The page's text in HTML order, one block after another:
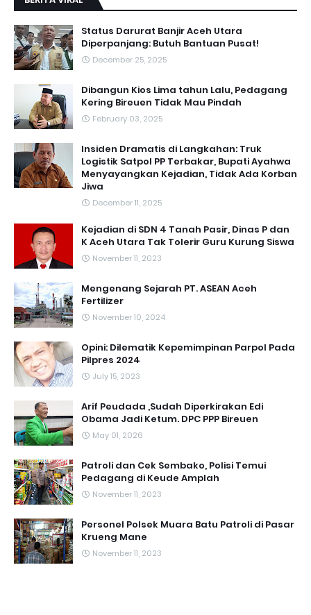
Status Darurat Banjir Aceh Utara
Diperpanjang: Butuh Bantuan Pusat!
December 25, 2025
Dibangun Kios Lima tahun Lalu, Pedagang
Kering Bireuen Tidak Mau Pindah
February 03, 2025
Insiden Dramatis di Langkahan: Truk
Logistik Satpol PP Terbakar, Bupati Ayahwa
Menyayangkan Kejadian, Tidak Ada Korban
Jiwa
December 11, 2025
Kejadian di SDN 4 Tanah Pasir, Dinas P dan
K Aceh Utara Tak Tolerir Guru Kurung Siswa
November 11, 2023
Mengenang Sejarah PT. ASEAN Aceh
Fertilizer
November 10, 2024
Opini: Dilematik Kepemimpinan Parpol Pada
Pilpres 2024
July 15, 2023
Arif Peudada ,Sudah Diperkirakan Edi
Obama Jadi Ketum. DPC PPP Bireuen
May 01, 2026
Patroli dan Cek Sembako, Polisi Temui
Pedagang di Keude Amplah
November 11, 2023
Personel Polsek Muara Batu Patroli di Pasar
Krueng Mane
November 11, 2023